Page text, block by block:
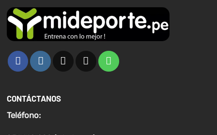
CONTÁCTANOS
Teléfono: